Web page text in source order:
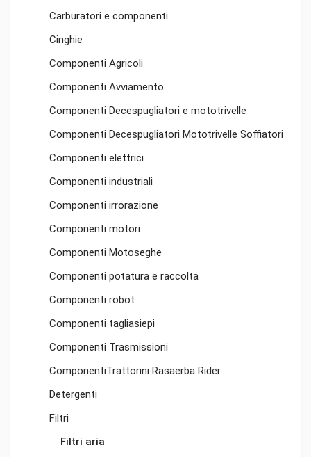
Carburatori e componenti
Cinghie
Componenti Agricoli
Componenti Avviamento
Componenti Decespugliatori e mototrivelle
Componenti Decespugliatori Mototrivelle Soffiatori
Componenti elettrici
Componenti industriali
Componenti irrorazione
Componenti motori
Componenti Motoseghe
Componenti potatura e raccolta
Componenti robot
Componenti tagliasiepi
Componenti Trasmissioni
ComponentiTrattorini Rasaerba Rider
Detergenti
Filtri
Filtri aria